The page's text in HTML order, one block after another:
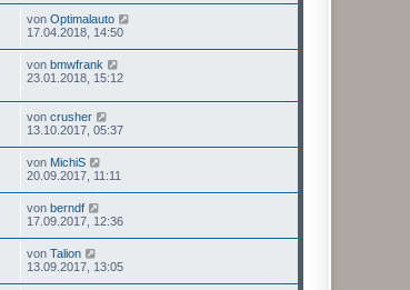
von Optimalauto
17.04.2018, 14:50
von bmwfrank
23.01.2018, 15:12
von crusher
13.10.2017, 05:37
von MichiS
20.09.2017, 11:11
von berndf
17.09.2017, 12:36
von Talion
13.09.2017, 13:05